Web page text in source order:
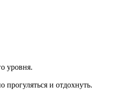
уровня.
и отдохнуть.